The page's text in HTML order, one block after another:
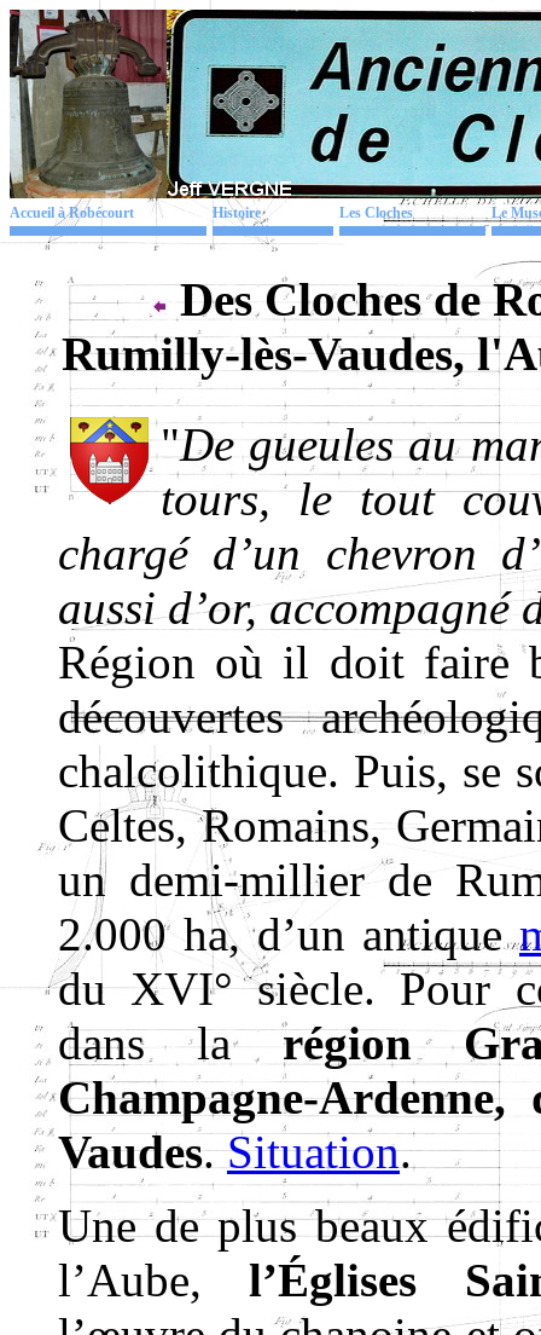
Accueil à Robécourt Histoire Les Cloches Le
Des Cloches de
Rumilly-lès-Vaudes,
"De gueules au
tours, le tout
chargé d’un chevron
aussi d’or,
Région où il doit faire
découvertes
chalcolithique. Puis, se
Celtes, Romains,
un demi-millier de
2.000 ha, d’un antique
du XVI° siècle. Pour
dans larégion
Champagne-
Vaudes.Situation.
Une de plus beaux
l’Aube,l’Églises